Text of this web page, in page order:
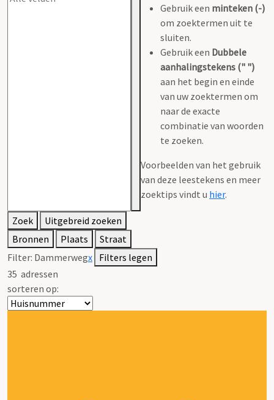
Gebruik een minteken (-)
om zoektermen uit te
sluiten.
Gebruik een Dubbele
aanhalingstekens (" ")
aan het begin en einde
van uw zoektermen om
naar de exacte
combinatie van woorden
te zoeken.
Voorbeelden van het gebruik
van deze leestekens en meer
zoektips vindt u hier.
Zoek
Uitgebreid zoeken
Bronnen
Plaats
Straat
Filter: Dammerwegx Filters legen
35 adressen
sorteren op: